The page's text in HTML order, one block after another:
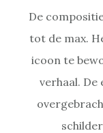
De
tot de max.
icoon te
verhaal. De